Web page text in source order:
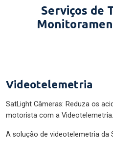
Serviços de
Videotelemetria
SatLight Câmeras: Reduza os
motorista com a Videotelemetria.
A solução de videotelemetria da